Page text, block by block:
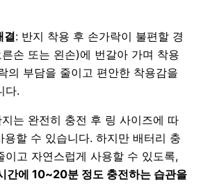
결: 반지 착용 후 손가락이 불편할 경
손 또는 왼손)에 번갈아 가며 착용
의 부담을 줄이고 편안한 착용감을
다.
는 완전히 충전 후 링 사이즈에 따
용할 수 있습니다. 하지만 배터리 충
이고 자연스럽게 사용할 수 있도록,
간에 10~20분 정도 충전하는 습관을